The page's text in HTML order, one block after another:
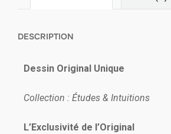
DESCRIPTION
Dessin Original Unique
Collection : Études & Intuitions
L’Exclusivité de l’Original